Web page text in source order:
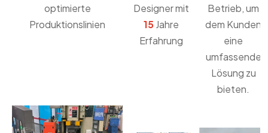
optimierte
Produktionslinien
Designer mit
15Jahre
Erfahrung
Betrieb, um
dem Kunden
eine
umfassende
Lösung zu
bieten.